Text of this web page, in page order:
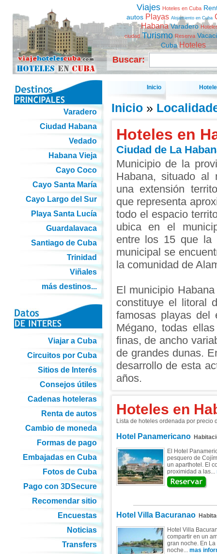
Viajes Hoteles en Cuba
autos Playas Alojamiento en Cuba
Habana Varadero
ciudad Turismo Reserva
Cuba Hoteles
Buscar:
Inicio
Inicio»
Hoteles en
Ciudad de La
Municipio de la
Habana, situado al
una extensión
que representa
todo el espacio
ubica en el
entre los 15 que la
municipal se
la comunidad de
El municipio
constituye el litoral
famosas playas del
Mégano, todas
finas, de ancho
de grandes dunas.
desarrollo de esta
años.
Hoteles en
Lista de hoteles ordenada por precio
Hotel Panamericano
El Hotel
pesquero de
un aparthotel. El
proximidad a las...
Hotel Villa Bacuranao
Hotel Villa
compartir en un
gran noche. En
noche... mas
Varadero
Ciudad Habana
Vedado
Habana Vieja
Cayo Coco
Cayo Santa María
Cayo Largo del Sur
Playa Santa Lucía
Guardalavaca
Santiago de Cuba
Trinidad
Viñales
más destinos...
Viajar a Cuba
Circuitos por Cuba
Sitios de Interés
Consejos útiles
Cadenas hoteleras
Renta de autos
Cambio de moneda
Formas de pago
Embajadas en Cuba
Fotos de Cuba
Pago con 3DSecure
Recomendar sitio
Encuestas
Noticias
Transfers